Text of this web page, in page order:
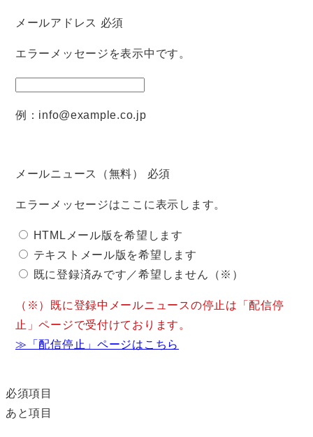
メールアドレス 必須
エラーメッセージを表示中です。
例：info@example.co.jp
メールニュース（無料） 必須
エラーメッセージはここに表示します。
HTMLメール版を希望します
テキストメール版を希望します
既に登録済みです／希望しません（※）
（※）既に登録中メールニュースの停止は「配信停
止」ページで受付けております。
≫「配信停止」ページはこちら
必須項目
あと項目